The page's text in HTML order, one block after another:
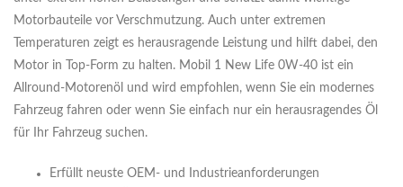
Motorbauteile vor Verschmutzung. Auch unter extremen
Temperaturen zeigt es herausragende Leistung und hilft dabei, den
Motor in Top-Form zu halten. Mobil 1 New Life 0W-40 ist ein
Allround-Motorenöl und wird empfohlen, wenn Sie ein modernes
Fahrzeug fahren oder wenn Sie einfach nur ein herausragendes Öl
für Ihr Fahrzeug suchen.
Erfüllt neuste OEM- und Industrieanforderungen